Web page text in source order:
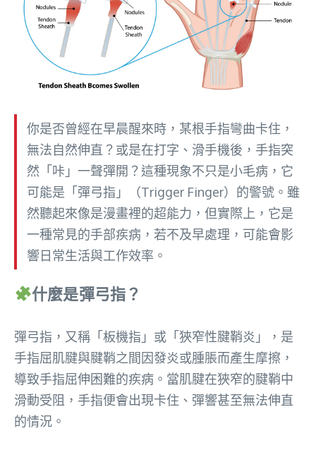
你是否曾經在早晨醒來時，某根手指彎曲卡住，
無法自然伸直？或是在打字、滑手機後，手指突
然「咔」一聲彈開？這種現象不只是小毛病，它
可能是「彈弓指」（Trigger Finger）的警號。雖
然聽起來像是漫畫裡的超能力，但實際上，它是
一種常見的手部疾病，若不及早處理，可能會影
響日常生活與工作效率。
什麼是彈弓指？
彈弓指，又稱「板機指」或「狹窄性腱鞘炎」，是
手指屈肌腱與腱鞘之間因發炎或腫脹而產生摩擦，
導致手指屈伸困難的疾病。當肌腱在狹窄的腱鞘中
滑動受阻，手指便會出現卡住、彈響甚至無法伸直
的情況。